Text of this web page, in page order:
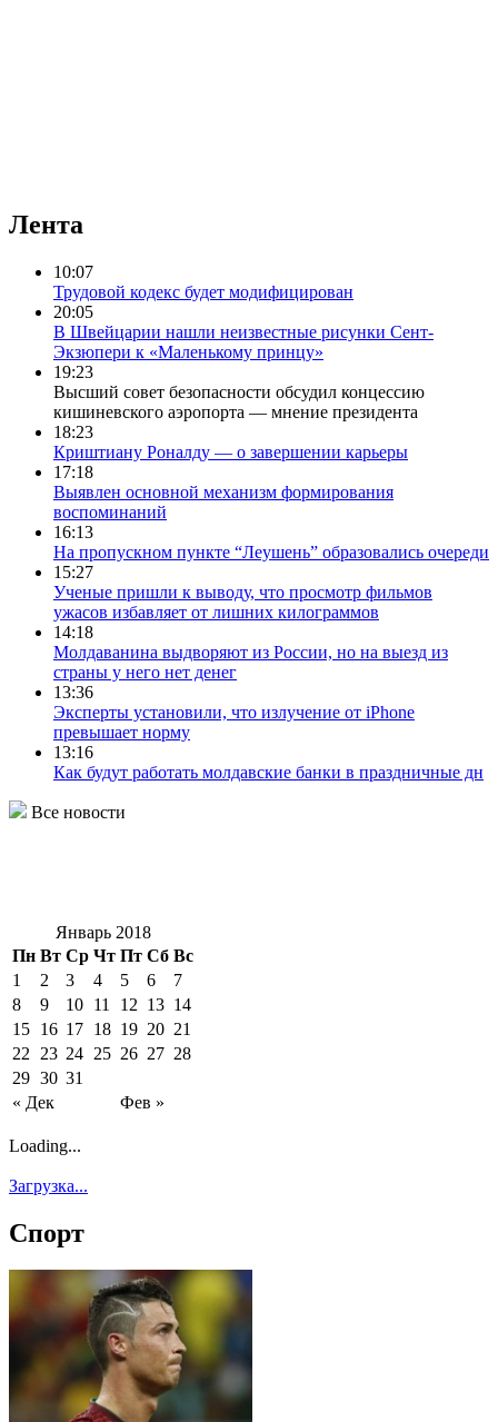
Лента
10:07
Трудовой кодекс будет модифицирован
20:05
В Швейцарии нашли неизвестные рисунки Сент-
Экзюпери к «Маленькому принцу»
19:23
Высший совет безопасности обсудил концессию
кишиневского аэропорта — мнение президента
18:23
Криштиану Роналду — о завершении карьеры
17:18
Выявлен основной механизм формирования
воспоминаний
16:13
На пропускном пункте “Леушень” образовались очереди
15:27
Ученые пришли к выводу, что просмотр фильмов
ужасов избавляет от лишних килограммов
14:18
Молдаванина выдворяют из России, но на выезд из
страны у него нет денег
13:36
Эксперты установили, что излучение от iPhone
превышает норму
13:16
Как будут работать молдавские банки в праздничные дн
Все новости
Январь 2018
Пн Вт Ср Чт Пт Сб Вс
« Дек Фев »
1 2 3 4 5 6
7
8
9 10 11 12 13 14
15 16 17 18 19 20 21
22
23 24 25 26 27 28
29 30 31
Loading...
Загрузка...
Спорт